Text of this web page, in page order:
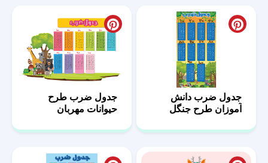
جدول ضرب دانش
آموزان طرح جنگل
جدول ضرب طرح
حیوانات مهربان